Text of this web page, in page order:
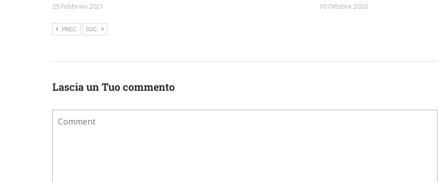
25 Febbraio 2021 10 Ottobre 2020
PREC. SUC.
Lascia un Tuo commento